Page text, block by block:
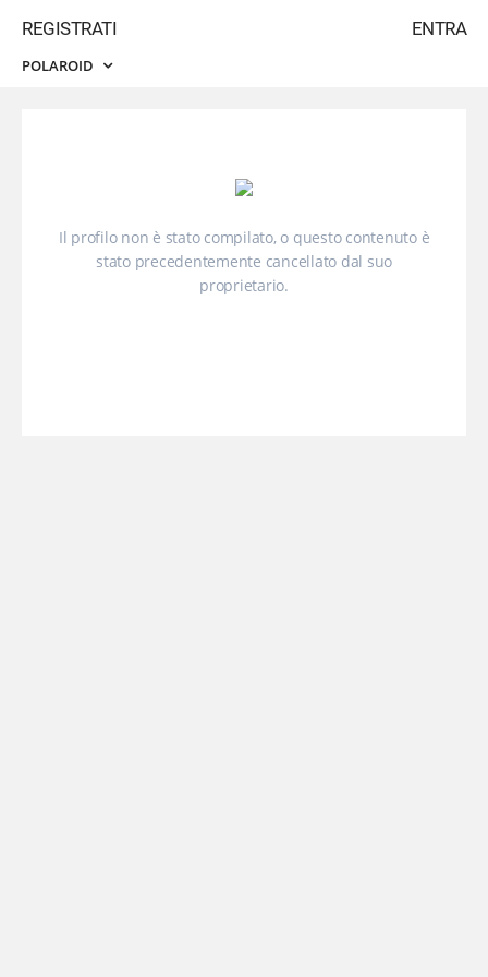
ENTRA
REGISTRATI
POLAROID
Il profilo non è stato compilato, o questo contenuto è
stato precedentemente cancellato dal suo
proprietario.